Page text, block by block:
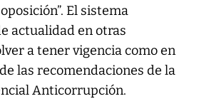
El sistema
actualidad en otras
a tener vigencia como en
las recomendaciones de la
Anticorrupción.